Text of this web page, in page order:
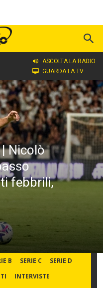
ASCOLTA LA RADIO
GUARDA LA TV
| Nicolò
febbrili,
B SERIE C
SERIE D
INTERVISTE